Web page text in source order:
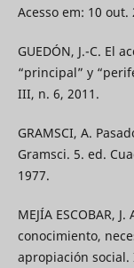
Acesso em: 10 out.
GUEDÓN, J.-C. El
“principal” y
III, n. 6, 2011.
GRAMSCI, A.
Gramsci. 5. ed.
1977.
MEJÍA ESCOBAR,
conocimiento,
apropiación